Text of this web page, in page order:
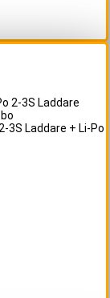
3S Laddare + Li-Po